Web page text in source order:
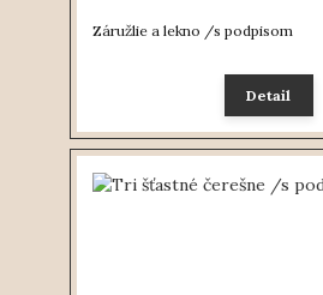
Záružlie a lekno /s podpisom
Detail